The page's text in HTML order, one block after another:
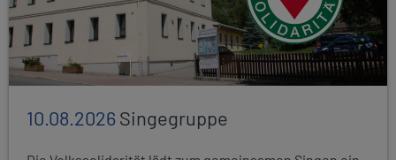
10.08.2026Singegruppe